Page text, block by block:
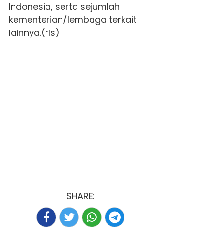
Indonesia, serta sejumlah
kementerian/lembaga terkait
lainnya.(rls)
SHARE: